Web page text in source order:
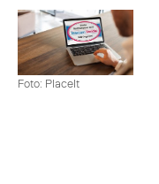
Foto: PlaceIt